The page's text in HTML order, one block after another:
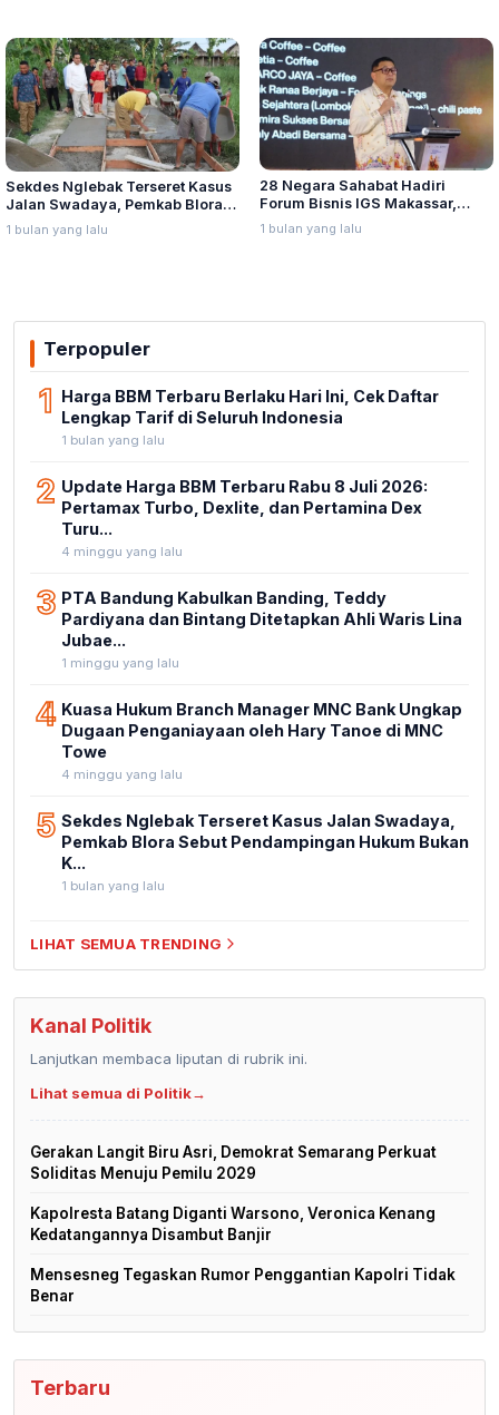
Sekdes Nglebak Terseret Kasus
Jalan Swadaya, Pemkab Blora
Sebut Pendampingan Hukum
Bukan Kewenangannya
1 bulan yang lalu
28 Negara Sahabat Hadiri
Forum Bisnis IGS Makassar,
Munafri Tawarkan Investasi
Stadion Untia
1 bulan yang lalu
Terpopuler
1 Harga BBM Terbaru Berlaku Hari Ini, Cek Daftar
Lengkap Tarif di Seluruh Indonesia
1 bulan yang lalu
2 Update Harga BBM Terbaru Rabu 8 Juli 2026:
Pertamax Turbo, Dexlite, dan Pertamina Dex
Turu...
4 minggu yang lalu
3 PTA Bandung Kabulkan Banding, Teddy
Pardiyana dan Bintang Ditetapkan Ahli Waris Lina
Jubae...
1 minggu yang lalu
4 Kuasa Hukum Branch Manager MNC Bank Ungkap
Dugaan Penganiayaan oleh Hary Tanoe di MNC
Towe
4 minggu yang lalu
5 Sekdes Nglebak Terseret Kasus Jalan Swadaya,
Pemkab Blora Sebut Pendampingan Hukum Bukan
K...
1 bulan yang lalu
LIHAT SEMUA TRENDING
Kanal Politik
Lanjutkan membaca liputan di rubrik ini.
Lihat semua di Politik→
Gerakan Langit Biru Asri, Demokrat Semarang Perkuat
Soliditas Menuju Pemilu 2029
Kapolresta Batang Diganti Warsono, Veronica Kenang
Kedatangannya Disambut Banjir
Mensesneg Tegaskan Rumor Penggantian Kapolri Tidak
Benar
Terbaru